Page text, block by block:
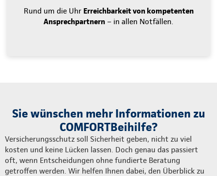
Rund um die Uhr Erreichbarkeit von kompetenten
Ansprechpartnern – in allen Notfällen.
Sie wünschen mehr Informationen zu
COMFORTBeihilfe?
Versicherungsschutz soll Sicherheit geben, nicht zu viel
kosten und keine Lücken lassen. Doch genau das passiert
oft, wenn Entscheidungen ohne fundierte Beratung
getroffen werden. Wir helfen Ihnen dabei, den Überblick zu